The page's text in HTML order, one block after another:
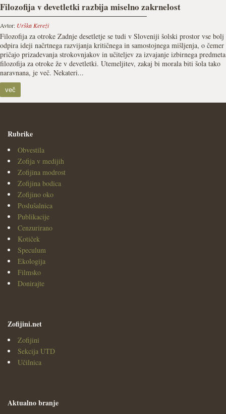
Filozofija v devetletki razbija miselno zakrnelost
Avtor: Urška Kereži
Filozofija za otroke Zadnje desetletje se tudi v Sloveniji šolski prostor vse bolj
odpira ideji načrtnega razvijanja kritičnega in samostojnega mišljenja, o čemer
pričajo prizadevanja strokovnjakov in učiteljev za izvajanje izbirnega predmeta
filozofija za otroke že v devetletki. Utemeljitev, zakaj bi morala biti šola tako
naravnana, je več. Nekateri...
več
Rubrike
Obvestila
Zofija v medijih
Zofijina modrost
Zofijina bodica
Zofijino oko
Poslušalnica
Publikacije
Cenzurirano
Kotiček
Speculum
Ekologija
Filmsko
Donirajte
Zofijini.net
Zofijini
Sekcija UTD
Učilnica
Aktualno branje